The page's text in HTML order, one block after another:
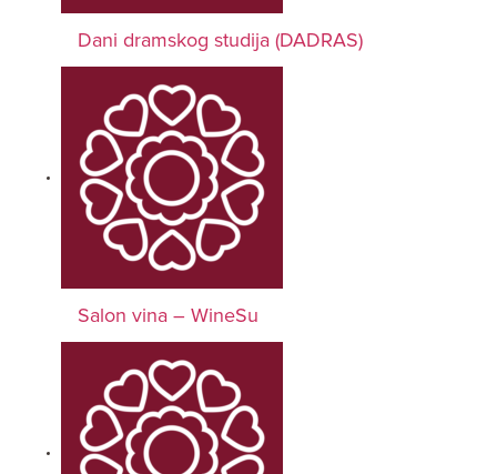
Dani dramskog studija (DADRAS)
Salon vina – WineSu